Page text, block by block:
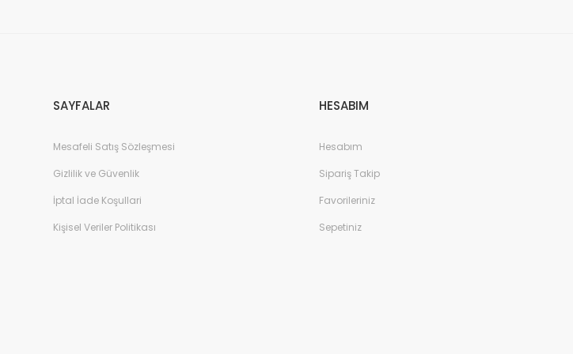
SAYFALAR
Mesafeli Satış Sözleşmesi
Gizlilik ve Güvenlik
İptal İade Koşullari
Kişisel Veriler Politikası
HESABIM
Hesabım
Sipariş Takip
Favorileriniz
Sepetiniz